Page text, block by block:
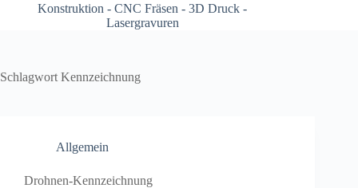
Konstruktion - CNC Fräsen - 3D Druck -
Lasergravuren
Schlagwort Kennzeichnung
Allgemein
Drohnen-Kennzeichnung